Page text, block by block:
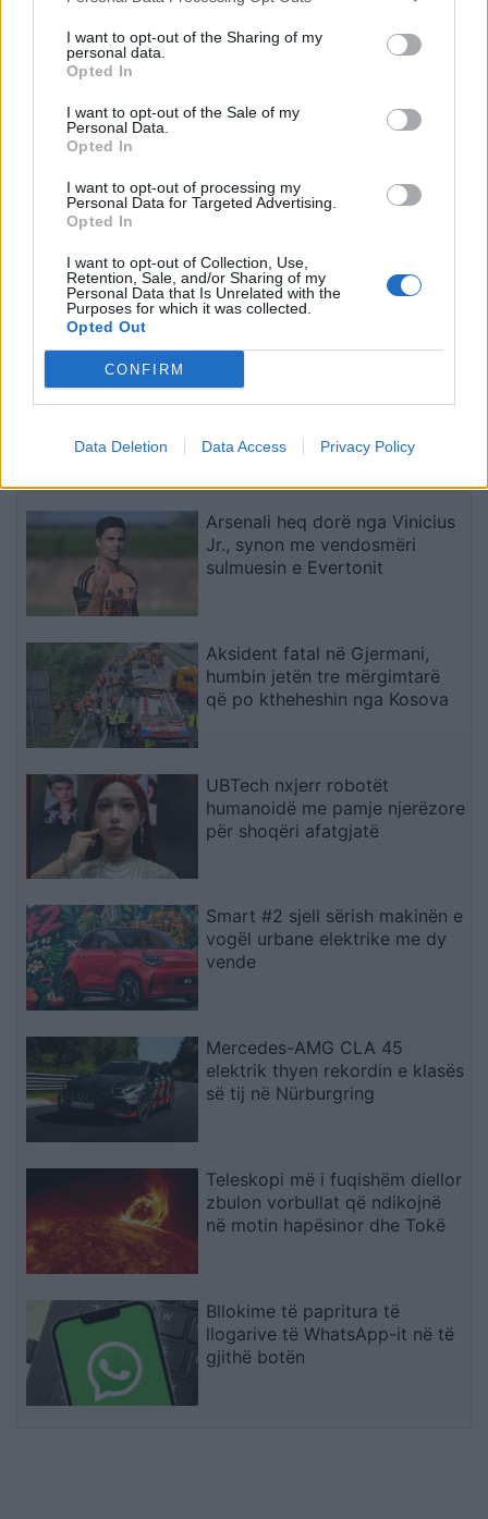
I want to opt-out of the Sharing of my
personal data.
Opted In
I want to opt-out of the Sale of my
Personal Data.
Opted In
I want to opt-out of processing my
Personal Data for Targeted Advertising.
Opted In
I want to opt-out of Collection, Use,
Retention, Sale, and/or Sharing of my
Personal Data that Is Unrelated with the
Purposes for which it was collected.
Opted Out
CONFIRM
Data Deletion Data Access Privacy Policy
Sllovakia përballet me
vapë ekstreme,
gradë Celsius
Dy tramvaje përplasen në
kritike
Trump favorizon JD
presidenciale të vitit
Washington Post
dronë kundër ushtrisë së
Arsenali heq dorë nga Vinicius
Jr., synon me vendosmëri
sulmuesin e Evertonit
Aksident fatal në Gjermani,
humbin jetën tre mërgimtarë
që po ktheheshin nga Kosova
UBTech nxjerr robotët
humanoidë me pamje njerëzore
për shoqëri afatgjatë
Smart #2 sjell sërish makinën e
vogël urbane elektrike me dy
vende
Mercedes-AMG CLA 45
elektrik thyen rekordin e klasës
së tij në Nürburgring
Teleskopi më i fuqishëm diellor
zbulon vorbullat që ndikojnë
në motin hapësinor dhe Tokë
Bllokime të papritura të
llogarive të WhatsApp-it në të
gjithë botën